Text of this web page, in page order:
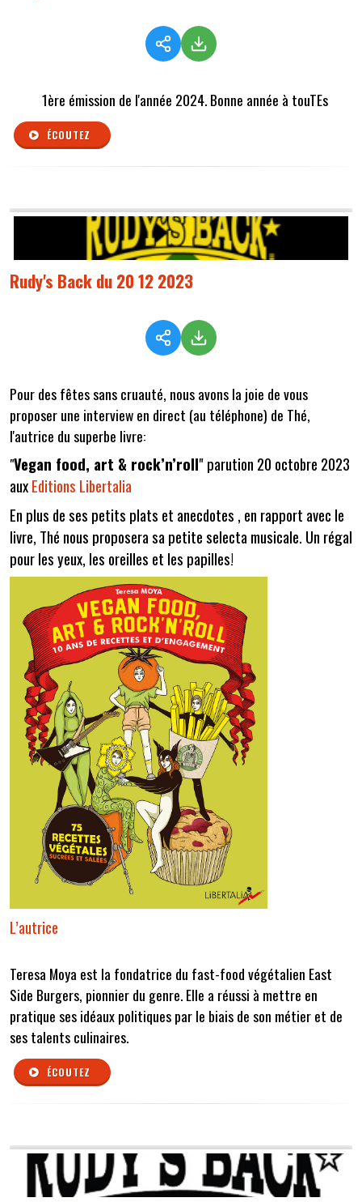
1ère émission de l'année 2024. Bonne année à touTEs
ÉCOUTEZ
Rudy's Back du 20 12 2023
Pour des fêtes sans cruauté, nous avons la joie de vous
proposer une interview en direct (au téléphone) de Thé,
l'autrice du superbe livre:
"Vegan food, art & rock’n’roll" parution 20 octobre 2023
auxEditions Libertalia
En plus de ses petits plats et anecdotes , en rapport avec le
livre, Thé nous proposera sa petite selecta musicale. Un régal
pour les yeux, les oreilles et les papilles!
L’autrice
Teresa Moya est la fondatrice du fast-food végétalien East
Side Burgers, pionnier du genre. Elle a réussi à mettre en
pratique ses idéaux politiques par le biais de son métier et de
ses talents culinaires.
ÉCOUTEZ